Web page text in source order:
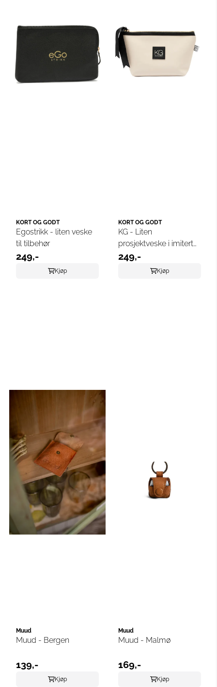
KORT OG GODT
Egostrikk - liten veske
til tilbehør
249,-
Kjøp
KORT OG GODT
KG - Liten
prosjektveske i imitert
skinn, beige
249,-
Kjøp
Muud
Muud - Bergen
139,-
Kjøp
Muud
Muud - Malmø
169,-
Kjøp